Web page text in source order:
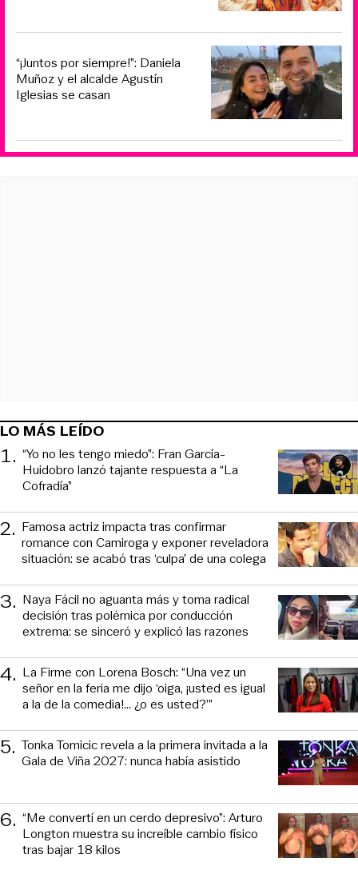
“¡Juntos por siempre!”: Daniela
Muñoz y el alcalde Agustín
Iglesias se casan
LO MÁS LEÍDO
1. “Yo no les tengo miedo”: Fran García-
Huidobro lanzó tajante respuesta a “La
Cofradía”
2. Famosa actriz impacta tras confirmar
romance con Camiroga y exponer reveladora
situación: se acabó tras ‘culpa’ de una colega
3. Naya Fácil no aguanta más y toma radical
decisión tras polémica por conducción
extrema: se sinceró y explicó las razones
4. La Firme con Lorena Bosch: “Una vez un
señor en la feria me dijo ‘oiga, ¡usted es igual
a la de la comedia!... ¿o es usted?’”
5. Tonka Tomicic revela a la primera invitada a la
Gala de Viña 2027: nunca había asistido
6. “Me convertí en un cerdo depresivo”: Arturo
Longton muestra su increíble cambio físico
tras bajar 18 kilos